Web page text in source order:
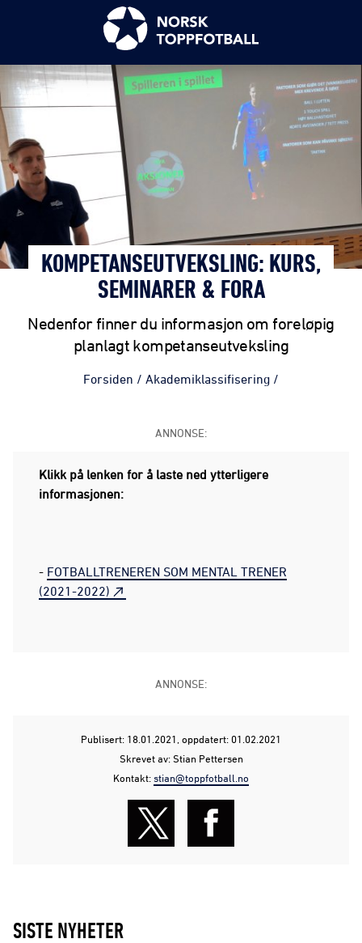
KOMPETANSEUTVEKSLING: KURS,
SEMINARER & FORA
Nedenfor finner du informasjon om foreløpig
planlagt kompetanseutveksling
Forsiden / Akademiklassifisering /
ANNONSE:
Klikk på lenken for å laste ned ytterligere
informasjonen:
- FOTBALLTRENEREN SOM MENTAL TRENER
(2021-2022)
ANNONSE:
Publisert: 18.01.2021 , oppdatert: 01.02.2021
Skrevet av: Stian Pettersen
Kontakt:stian@toppfotball.no
SISTE NYHETER